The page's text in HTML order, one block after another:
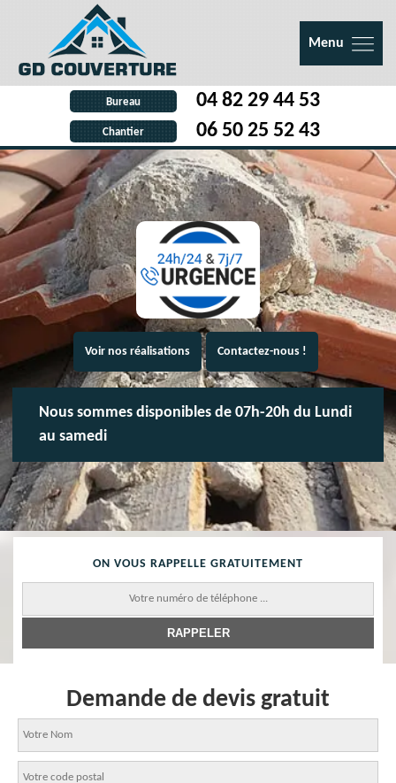
Menu
Bureau 04 82 29 44 53
Chantier 06 50 25 52 43
Voir nos réalisations Contactez-nous !
Nous sommes disponibles de 07h-20h du Lundi
au samedi
ON VOUS RAPPELLE GRATUITEMENT
Demande de devis gratuit